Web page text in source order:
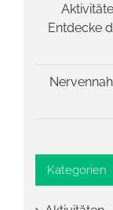
Entdecke
Kategorien